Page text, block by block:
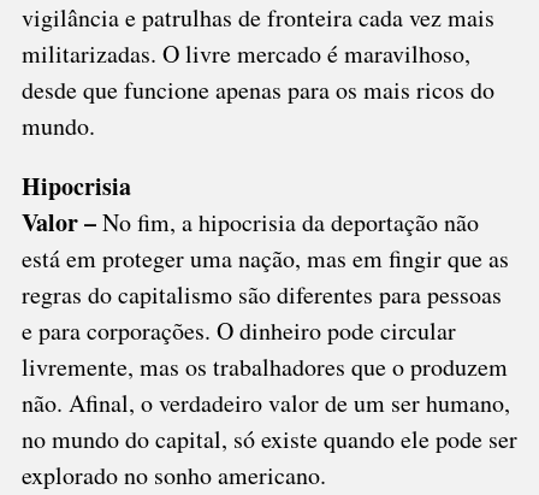
vigilância e patrulhas de fronteira cada vez mais
militarizadas. O livre mercado é maravilhoso,
desde que funcione apenas para os mais ricos do
mundo.
Hipocrisia
Valor –No fim, a hipocrisia da deportação não
está em proteger uma nação, mas em fingir que as
regras do capitalismo são diferentes para pessoas
e para corporações. O dinheiro pode circular
livremente, mas os trabalhadores que o produzem
não. Afinal, o verdadeiro valor de um ser humano,
no mundo do capital, só existe quando ele pode ser
explorado no sonho americano.